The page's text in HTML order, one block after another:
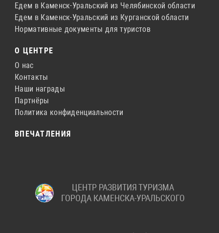
Едем в Каменск-Уральский из Челябинской области
Едем в Каменск-Уральский из Курганской области
Нормативные документы для туристов
О ЦЕНТРЕ
О нас
Контакты
Наши награды
Партнёры
Политика конфиденциальности
ВПЕЧАТЛЕНИЯ
ЦЕНТР РАЗВИТИЯ ТУРИЗМА
ГОРОДА КАМЕНСКА-УРАЛЬСКОГО